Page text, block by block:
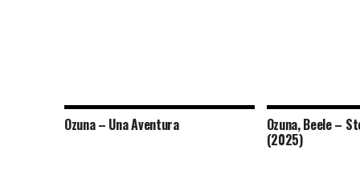
Ozuna – Una Aventura Ozuna, Beele –
(2025)